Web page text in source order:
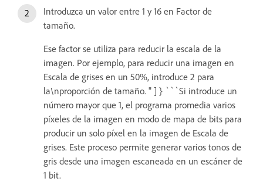
Introduzca un valor entre 1 y 16 en Factor de
tamaño.
Ese factor se utiliza para reducir la escala de la
imagen. Por ejemplo, para reducir una imagen en
Escala de grises en un 50%, introduce 2 para
la\nproporción de tamaño. " ] } ```Si introduce un
número mayor que 1, el programa promedia varios
píxeles de la imagen en modo de mapa de bits para
producir un solo píxel en la imagen de Escala de
grises. Este proceso permite generar varios tonos de
gris desde una imagen escaneada en un escáner de
1 bit.